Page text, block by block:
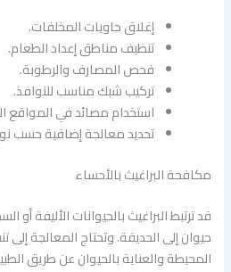
إغلاق حاويات المخلفات.
تنظيف مناطق إعداد الطعام.
فحص المصارف والرطوبة.
تركيب شبك مناسب للنوافذ.
استخدام مصائد في المواقع
تحديد معالجة إضافية حسب
مكافحة البراغيث بالأحساء
قد ترتبط البراغيث بالحيوانات الأليفة
حيوان إلى الحديقة. وتحتاج المعالجة إلى
المحيطة والعناية بالحيوان عن طريق